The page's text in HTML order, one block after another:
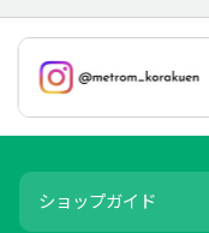
ショップガイド